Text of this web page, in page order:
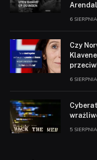
6
Czy
6
5